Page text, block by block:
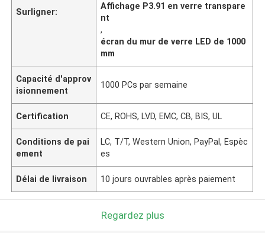
Surligner:
Affichage P3.91 en verre transpare
nt
,
écran du mur de verre LED de 1000
mm
Capacité d'approv
isionnement
1000 PCs par semaine
Certification CE, ROHS, LVD, EMC, CB, BIS, UL
Conditions de pai
ement
LC, T/T, Western Union, PayPal, Espèc
es
Délai de livraison 10 jours ouvrables après paiement
Regardez plus